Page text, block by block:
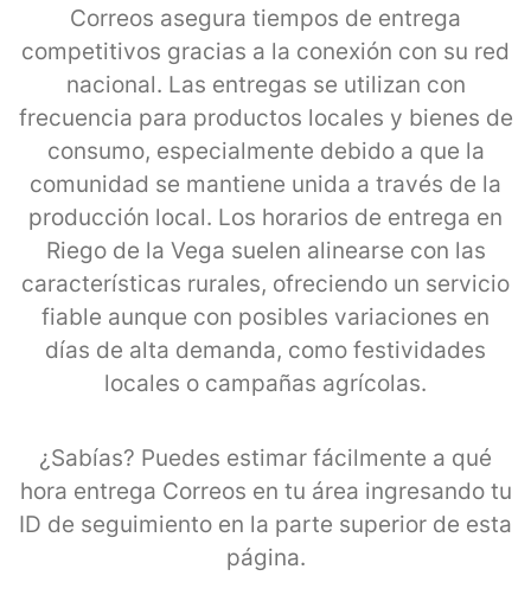
Correos asegura tiempos de entrega
competitivos gracias a la conexión con su red
nacional. Las entregas se utilizan con
frecuencia para productos locales y bienes de
consumo, especialmente debido a que la
comunidad se mantiene unida a través de la
producción local. Los horarios de entrega en
Riego de la Vega suelen alinearse con las
características rurales, ofreciendo un servicio
fiable aunque con posibles variaciones en
días de alta demanda, como festividades
locales o campañas agrícolas.
¿Sabías? Puedes estimar fácilmente a qué
hora entrega Correos en tu área ingresando tu
ID de seguimiento en la parte superior de esta
página.